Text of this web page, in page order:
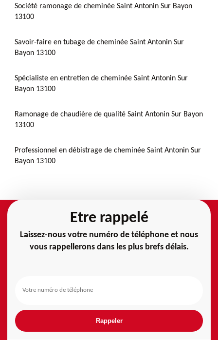
Société ramonage de cheminée Saint Antonin Sur Bayon
13100
Savoir-faire en tubage de cheminée Saint Antonin Sur
Bayon 13100
Spécialiste en entretien de cheminée Saint Antonin Sur
Bayon 13100
Ramonage de chaudière de qualité Saint Antonin Sur Bayon
13100
Professionnel en débistrage de cheminée Saint Antonin Sur
Bayon 13100
Etre rappelé
Laissez-nous votre numéro de téléphone et nous
vous rappellerons dans les plus brefs délais.